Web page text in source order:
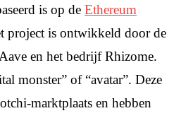
is op de Ethereum
project is ontwikkeld door de
en het bedrijf Rhizome.
monster” of “avatar”. Deze
marktplaats en hebben